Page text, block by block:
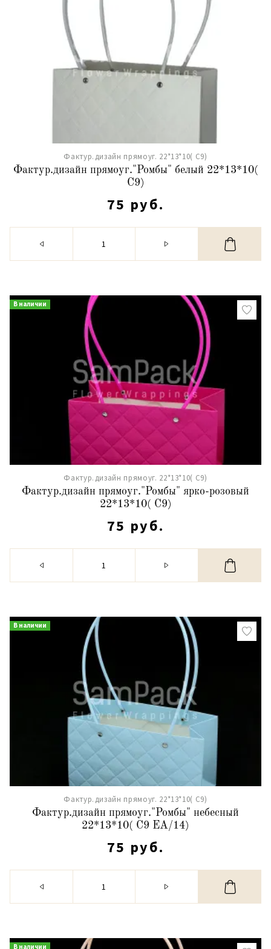
Фактур.дизайн прямоуг. 22*13*10( С9)
Фактур.дизайн прямоуг."Ромбы" белый 22*13*10(
С9)
75 руб.
В наличии
Фактур.дизайн прямоуг. 22*13*10( С9)
Фактур.дизайн прямоуг."Ромбы" ярко-розовый
22*13*10( С9)
75 руб.
В наличии
Фактур.дизайн прямоуг. 22*13*10( С9)
Фактур.дизайн прямоуг."Ромбы" небесный
22*13*10( С9 ЕА/14)
75 руб.
В наличии